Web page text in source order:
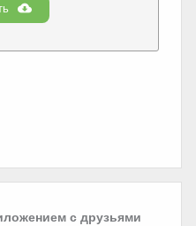
с друзьями